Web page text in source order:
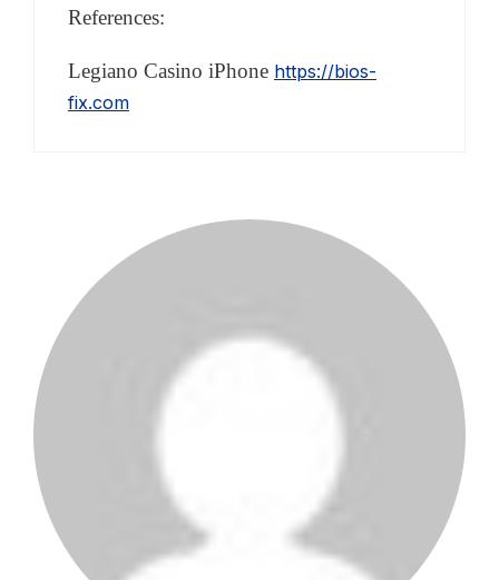
References:
Legiano Casino iPhone https://bios-
fix.com